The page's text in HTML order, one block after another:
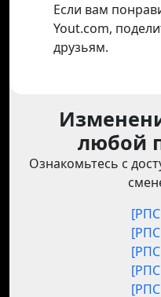
Если вам
Yout.com,
друзьям.
любой
Ознакомьтесь с